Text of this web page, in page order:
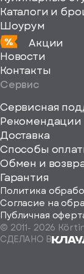
Каталоги и
Шоурум
Акции
Новости
Контакты
Сервис
Сервисная
Рекомендации
Доставка
Способы
Обмен и
Гарантия
Политика
Согласие на
Публичная
© 2011- 2026
СДЕЛАНО В
Определить